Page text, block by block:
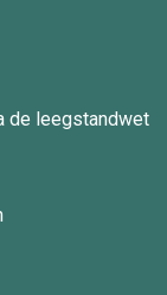
de leegstandwet